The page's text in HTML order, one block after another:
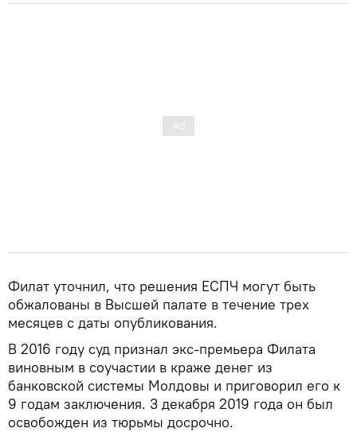
Филат уточнил, что решения ЕСПЧ могут быть
обжалованы в Высшей палате в течение трех
месяцев с даты опубликования.
В 2016 году суд признал экс-премьера Филата
виновным в соучастии в краже денег из
банковской системы Молдовы и приговорил его к
9 годам заключения. 3 декабря 2019 года он был
освобожден из тюрьмы досрочно.